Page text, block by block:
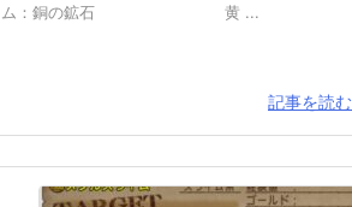
ム：銅の鉱石 黄 ...
記事を読む